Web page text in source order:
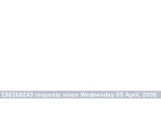
156168243 requests since Wednesday 05 April, 2006